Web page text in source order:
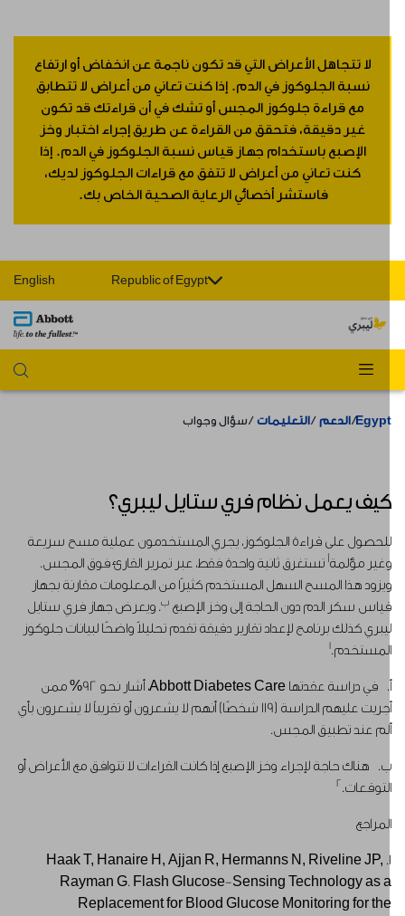
لا تتجاهل الأعراض التي قد تكون ناجمة عن انخفاض أو ارتفاع
نسبة الجلوكوز في الدم. إذا كنت تعاني من أعراض لا تتطابق
مع قراءة جلوكوز المجس أو تشك في أن قراءتك قد تكون
غير دقيقة، فتحقق من القراءة عن طريق إجراء اختبار وخز
الإصبع باستخدام جهاز قياس نسبة الجلوكوز في الدم. إذا
كنت تعاني من أعراض لا تتفق مع قراءات الجلوكوز لديك،
فاستشر أخصائي الرعاية الصحية الخاص بك.
Republic of Egypt
English
الدعم التعليمات سؤال وجواب
يعمل نظام فري ستايل ليبري؟
على قراءة الجلوكوز، يجري المستخدمون عملية مسح سريعة
مؤلمةتستغرق ثانية واحدة فقط، عبر تمرير القارئ فوق المجس.
هذا المسح السهل المستخدم كثيرًا من المعلومات مقارنة بجهاز
سكر الدم دون الحاجة إلى وخز الإصبع ب. ويعرض جهاز فري ستايل
كذلك برنامج لإعداد تقارير دقيقة تقدم تحليلاً واضحًا لبيانات جلوكوز
1
أ. في دراسة عقدتها Abbott Diabetes Care، أشار نحو 92% ممن
أجريت عليهم الدراسة (119 شخصًا) أنهم لا يشعرون أو تقريباً لا يشعرون بأي
عند تطبيق المجس.
هناك حاجة لإجراء وخز الإصبع إذا كانت القراءات لا تتوافق مع الأعراض أو
2
1. Haak T, Hanaire H, Ajjan R, Hermanns N, Riveline JP,
Rayman G. Flash Glucose-Sensing Technology as
Replacement for Blood Glucose Monitoring for